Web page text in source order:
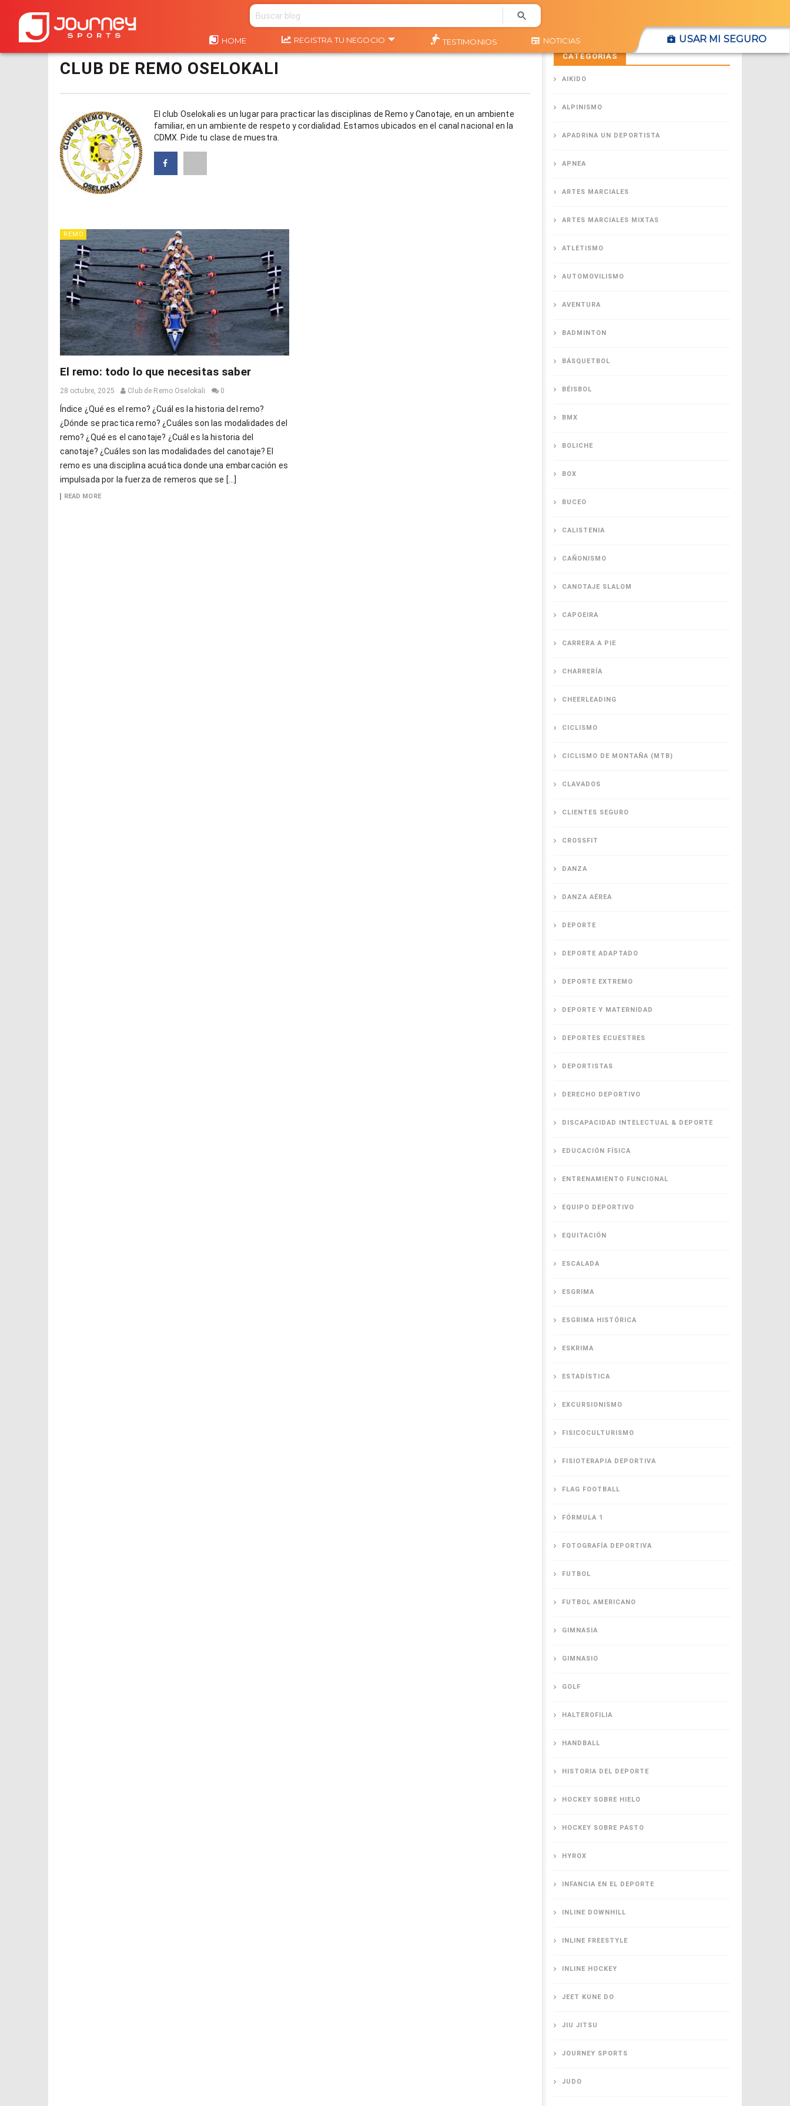
HOME REGISTRA TU NEGOCIO TESTIMONIOS NOTICIAS USAR MI SEGURO
CLUB DE REMO OSELOKALI
El club Oselokali es un lugar para practicar las disciplinas de Remo y Canotaje, en un ambiente
familiar, en un ambiente de respeto y cordialidad. Estamos ubicados en el canal nacional en la
CDMX. Pide tu clase de muestra.
REMO
El remo: todo lo que necesitas saber
28 octubre, 2025 Club de Remo Oselokali 0
Índice ¿Qué es el remo? ¿Cuál es la historia del remo?
¿Dónde se practica remo? ¿Cuáles son las modalidades del
remo? ¿Qué es el canotaje? ¿Cuál es la historia del
canotaje? ¿Cuáles son las modalidades del canotaje? El
remo es una disciplina acuática donde una embarcación es
impulsada por la fuerza de remeros que se […]
READ MORE
CATEGORÍAS
AIKIDO
ALPINISMO
APADRINA UN DEPORTISTA
APNEA
ARTES MARCIALES
ARTES MARCIALES MIXTAS
ATLETISMO
AUTOMOVILISMO
AVENTURA
BADMINTON
BÁSQUETBOL
BÉISBOL
BMX
BOLICHE
BOX
BUCEO
CALISTENIA
CAÑONISMO
CANOTAJE SLALOM
CAPOEIRA
CARRERA A PIE
CHARRERÍA
CHEERLEADING
CICLISMO
CICLISMO DE MONTAÑA (MTB)
CLAVADOS
CLIENTES SEGURO
CROSSFIT
DANZA
DANZA AÉREA
DEPORTE
DEPORTE ADAPTADO
DEPORTE EXTREMO
DEPORTE Y MATERNIDAD
DEPORTES ECUESTRES
DEPORTISTAS
DERECHO DEPORTIVO
DISCAPACIDAD INTELECTUAL & DEPORTE
EDUCACIÓN FÍSICA
ENTRENAMIENTO FUNCIONAL
EQUIPO DEPORTIVO
EQUITACIÓN
ESCALADA
ESGRIMA
ESGRIMA HISTÓRICA
ESKRIMA
ESTADÍSTICA
EXCURSIONISMO
FISICOCULTURISMO
FISIOTERAPIA DEPORTIVA
FLAG FOOTBALL
FÓRMULA 1
FOTOGRAFÍA DEPORTIVA
FUTBOL
FUTBOL AMERICANO
GIMNASIA
GIMNASIO
GOLF
HALTEROFILIA
HANDBALL
HISTORIA DEL DEPORTE
HOCKEY SOBRE HIELO
HOCKEY SOBRE PASTO
HYROX
INFANCIA EN EL DEPORTE
INLINE DOWNHILL
INLINE FREESTYLE
INLINE HOCKEY
JEET KUNE DO
JIU JITSU
JOURNEY SPORTS
JUDO